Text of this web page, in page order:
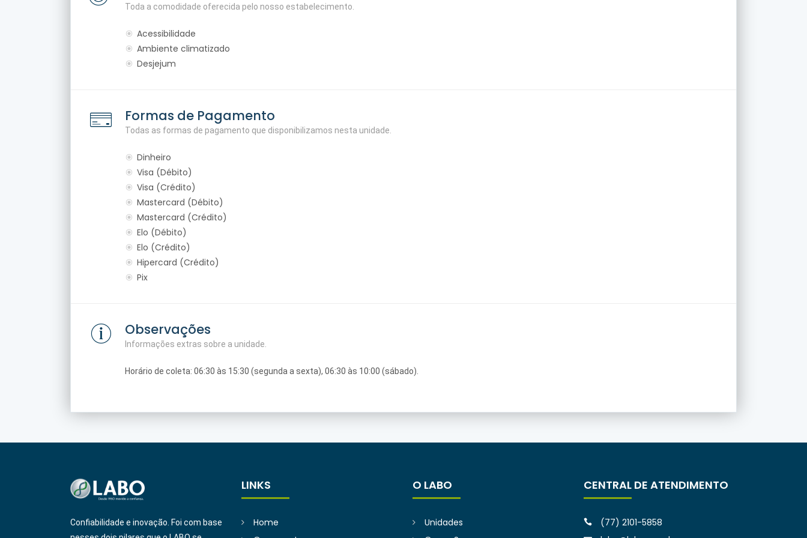
Toda a comodidade oferecida pelo nosso estabelecimento.
Acessibilidade
Ambiente climatizado
Desjejum
Formas de Pagamento
Todas as formas de pagamento que disponibilizamos nesta unidade.
Dinheiro
Visa (Débito)
Visa (Crédito)
Mastercard (Débito)
Mastercard (Crédito)
Elo (Débito)
Elo (Crédito)
Hipercard (Crédito)
Pix
Observações
Informações extras sobre a unidade.
Horário de coleta: 06:30 às 15:30 (segunda a sexta), 06:30 às 10:00 (sábado).
Confiabilidade e inovação. Foi com base
LINKS
Home
O LABO
Unidades
CENTRAL DE ATENDIMENTO
(77) 2101-5858